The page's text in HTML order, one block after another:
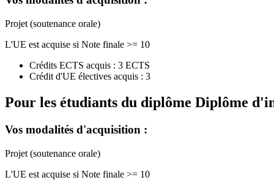
Projet (soutenance orale)
L'UE est acquise si Note finale >= 10
Crédits ECTS acquis : 3 ECTS
Crédit d'UE électives acquis : 3
Pour les étudiants du diplôme Diplôme
Vos modalités d'acquisition :
Projet (soutenance orale)
L'UE est acquise si Note finale >= 10